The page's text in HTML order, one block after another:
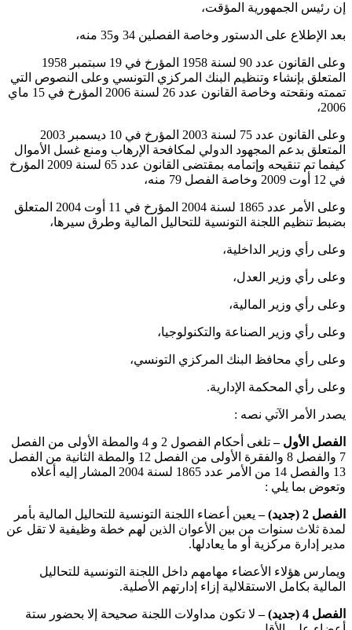
إن رئيس الجمهورية المؤقت،
بعد الإطلاع على الدستور وخاصة الفصلين 34 و35 منه،
وعلى القانون عدد 90 لسنة 1958 المؤرخ في 19 سبتمبر 1958
المتعلق بإنشاء وتنظيم البنك المركزي التونسي وعلى النصوص التي
تممته ونقحته وخاصة القانون عدد 26 لسنة 2006 المؤرخ في 15 ماي
2006،
وعلى القانون عدد 75 لسنة 2003 المؤرخ في 10 ديسمبر 2003
المتعلق بدعم المجهود الدولي لمكافحة الإرهاب ومنع غسل الأموال
كيفما تم تنقيحه وإتمامه بمقتضى القانون عدد 65 لسنة 2009 المؤرخ
في 12 أوت 2009 وخاصة الفصل 79 منه،
وعلى الأمر عدد 1865 لسنة 2004 المؤرخ في 11 أوت 2004 المتعلق
بضبط تنظيم اللجنة التونسية للتحاليل المالية وطرق سيرها،
وعلى رأي وزير الداخلية،
وعلى رأي وزير العدل،
وعلى رأي وزير المالية،
وعلى رأي وزير الصناعة والتكنولوجيا،
وعلى رأي محافظ البنك المركزي التونسي،
وعلى رأي المحكمة الإدارية.
يصدر الأمر الآتي نصه :
الفصل الأول –
تلغى أحكام الفصول 2 و 4 والمطة الأولى من الفصل
7 والفصل 8 والفقرة الأولى من الفصل 12 والمطة الثانية من الفصل
13 والفصل 14 من الأمر عدد 1865 لسنة 2004 المشار إليه أعلاه
وتعوض بما يلي :
الفصل 2 (جديد) –
يعين أعضاء اللجنة التونسية للتحاليل المالية بأمر
لمدة ثلاث سنوات من بين الأعوان الذين لهم خطة وظيفية لا تقل عن
مدير إدارة مركزية أو ما يعادلها.
ويمارس هؤلاء الأعضاء مهامهم داخل اللجنة التونسية للتحاليل
المالية بكامل الاستقلالية إزاء إدارتهم الأصلية.
الفصل 4 (جديد) –لا تكون مداولات اللجنة صحيحة إلا بحضور ستة